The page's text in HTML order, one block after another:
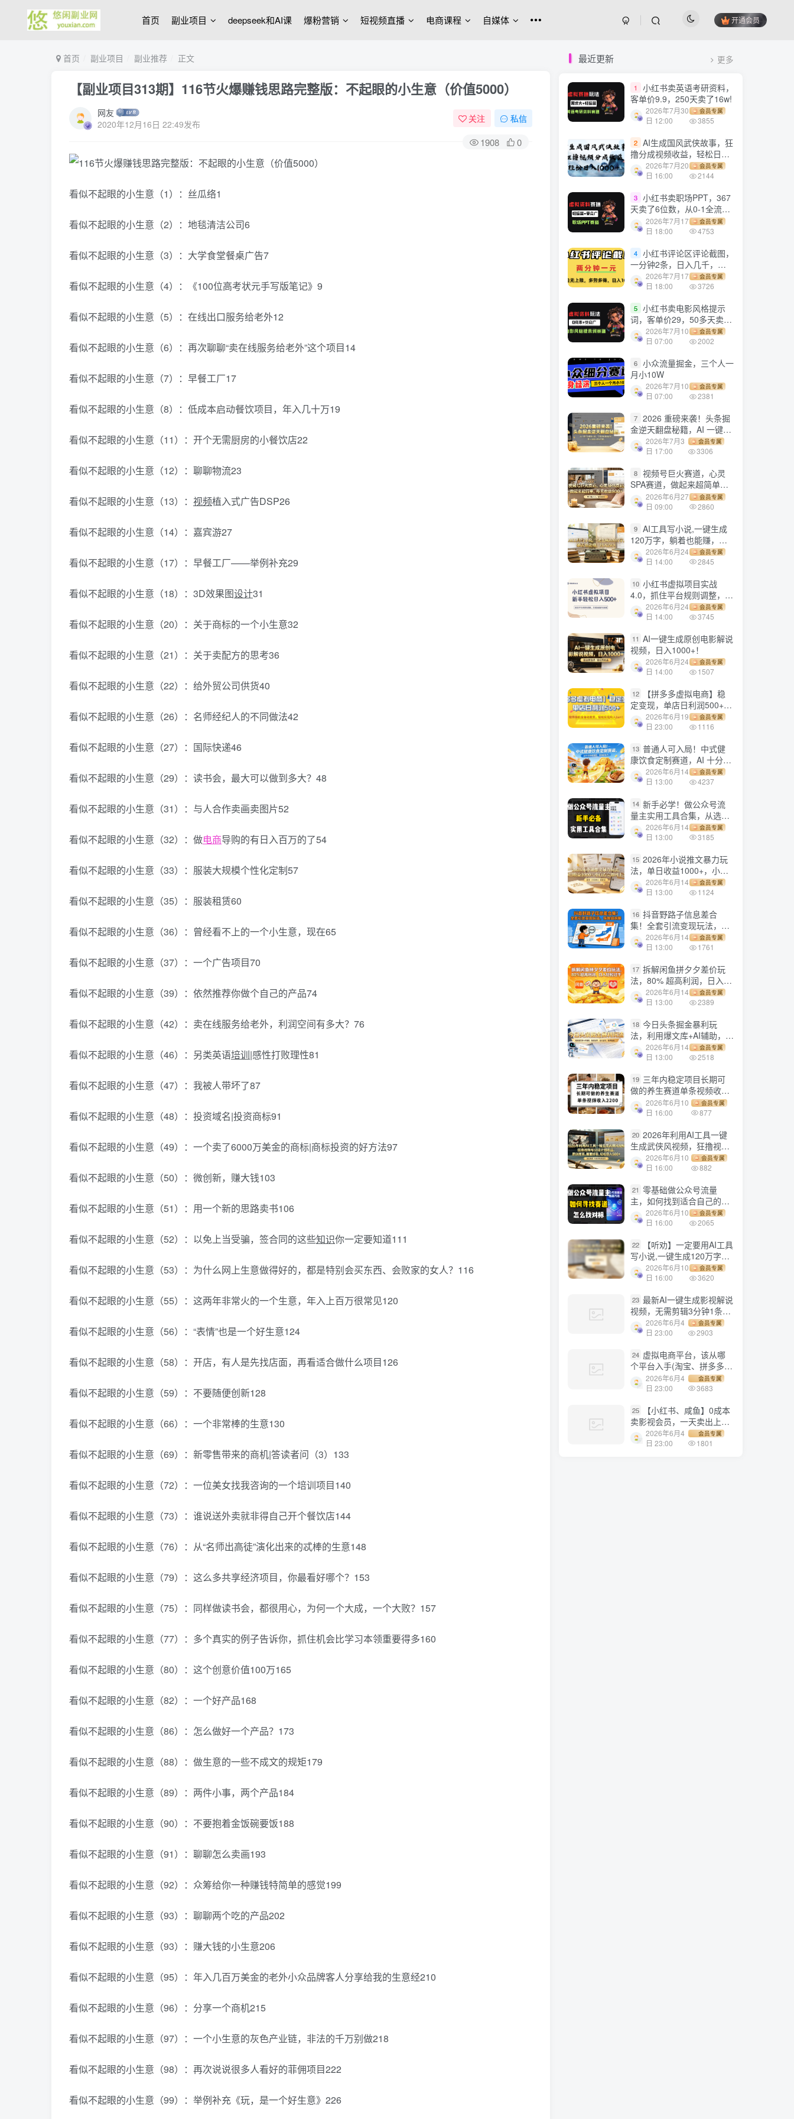
首页 副业项目 deepseek和AI课 爆粉营销 短视频直播 电商课程 自媒体 开通会员
首页 副业项目 副业推荐 正文
【副业项目313期】116节火爆赚钱思路完整版：不起眼的小生意（价值5000）
网友
2020年12月16日 22:49发布
关注 私信
1908 0
看似不起眼的小生意（1）：丝瓜络1
看似不起眼的小生意（2）：地毯清洁公司6
看似不起眼的小生意（3）：大学食堂餐桌广告7
看似不起眼的小生意（4）：《100位高考状元手写版笔记》9
看似不起眼的小生意（5）：在线出口服务给老外12
看似不起眼的小生意（6）：再次聊聊“卖在线服务给老外”这个项目14
看似不起眼的小生意（7）：早餐工厂17
看似不起眼的小生意（8）：低成本启动餐饮项目，年入几十万19
看似不起眼的小生意（11）：开个无需厨房的小餐饮店22
看似不起眼的小生意（12）：聊聊物流23
看似不起眼的小生意（13）： 视频植入式广告DSP26
看似不起眼的小生意（14）：嘉宾游27
看似不起眼的小生意（17）：早餐工厂——举例补充29
看似不起眼的小生意（18）：3D效果图设计31
看似不起眼的小生意（20）：关于商标的一个小生意32
看似不起眼的小生意（21）：关于卖配方的思考36
看似不起眼的小生意（22）：给外贸公司供货40
看似不起眼的小生意（26）：名师经纪人的不同做法42
看似不起眼的小生意（27）：国际快递46
看似不起眼的小生意（29）：读书会，最大可以做到多大？48
看似不起眼的小生意（31）：与人合作卖画卖图片52
看似不起眼的小生意（32）：做电商导购的有日入百万的了54
看似不起眼的小生意（33）：服装大规模个性化定制57
看似不起眼的小生意（35）：服装租赁60
看似不起眼的小生意（36）：曾经看不上的一个小生意，现在65
看似不起眼的小生意（37）：一个广告项目70
看似不起眼的小生意（39）：依然推荐你做个自己的产品74
看似不起眼的小生意（42）：卖在线服务给老外，利润空间有多大？76
看似不起眼的小生意（46）：另类英语培训|感性打败理性81
看似不起眼的小生意（47）：我被人带坏了87
看似不起眼的小生意（48）：投资域名|投资商标91
看似不起眼的小生意（49）：一个卖了6000万美金的商标|商标投资的好方法97
看似不起眼的小生意（50）：微创新，赚大钱103
看似不起眼的小生意（51）：用一个新的思路卖书106
看似不起眼的小生意（52）：以免上当受骗，签合同的这些知识你一定要知道111
看似不起眼的小生意（53）：为什么网上生意做得好的，都是特别会买东西、会败家的女人？116
看似不起眼的小生意（55）：这两年非常火的一个生意，年入上百万很常见120
看似不起眼的小生意（56）：“表情”也是一个好生意124
看似不起眼的小生意（58）：开店，有人是先找店面，再看适合做什么项目126
看似不起眼的小生意（59）：不要随便创新128
看似不起眼的小生意（66）：一个非常棒的生意130
看似不起眼的小生意（69）：新零售带来的商机|答读者问（3）133
看似不起眼的小生意（72）：一位美女找我咨询的一个培训项目140
看似不起眼的小生意（73）：谁说送外卖就非得自己开个餐饮店144
看似不起眼的小生意（76）：从“名师出高徒”演化出来的忒棒的生意148
看似不起眼的小生意（79）：这么多共享经济项目，你最看好哪个？153
看似不起眼的小生意（75）：同样做读书会，都很用心，为何一个大成，一个大败？157
看似不起眼的小生意（77）：多个真实的例子告诉你，抓住机会比学习本领重要得多160
看似不起眼的小生意（80）：这个创意价值100万165
看似不起眼的小生意（82）：一个好产品168
看似不起眼的小生意（86）：怎么做好一个产品？173
看似不起眼的小生意（88）：做生意的一些不成文的规矩179
看似不起眼的小生意（89）：两件小事，两个产品184
看似不起眼的小生意（90）：不要抱着金饭碗要饭188
看似不起眼的小生意（91）：聊聊怎么卖画193
看似不起眼的小生意（92）：众筹给你一种赚钱特简单的感觉199
看似不起眼的小生意（93）：聊聊两个吃的产品202
看似不起眼的小生意（93）：赚大钱的小生意206
看似不起眼的小生意（95）：年入几百万美金的老外小众品牌客人分享给我的生意经210
看似不起眼的小生意（96）：分享一个商机215
看似不起眼的小生意（97）：一个小生意的灰色产业链，非法的千万别做218
看似不起眼的小生意（98）：再次说说很多人看好的菲佣项目222
看似不起眼的小生意（99）：举例补充《玩，是一个好生意》226
最近更新 更多
1
小红书卖英语考研资料，
客单价9.9，250天卖了16w!
2026年7月30
日 12:00
会员专属
3855
2 AI生成国风武侠故事，狂
撸分成视频收益，轻松日入
1000+【可多平台分发】！
2026年7月20
日 16:00
会员专属
2144
3 小红书卖职场PPT，367
天卖了6位数，从0-1全流程
讲解2026年7月17
日 18:00
会员专属
4753
4 小红书评论区评论截图，
一分钟2条，日入几千，多
劳多得!2026年7月17
日 18:00
会员专属
3726
5 小红书卖电影风格提示
词，客单价29，50多天卖了
790单，小白直接抄作业！
2026年7月10
日 07:00
会员专属
2002
6 小众流量掘金，三个人一
月小10W
2026年7月10
日 07:00
会员专属
2381
7 2026 重磅来袭！头条掘
金逆天翻盘秘籍，AI 一键打
造爆款内容，只需简单复制
粘贴，日入 1000 + 轻松实
2026年7月3
日 17:00
会员专属
3306
8 视频号巨火赛道，心灵
SPA赛道，做起来超简单，
每天收益800+！
2026年6月27
日 09:00
会员专属
2860
9 AI工具写小说,一键生成
120万字，躺着也能赚，月
入2w+！
2026年6月24
日 14:00
会员专属
2845
10 小红书虚拟项目实战
4.0，抓住平台规则调整，单
店日入500+！
2026年6月24
日 14:00
会员专属
3745
11 AI一键生成原创电影解说
视频，日入1000+！
2026年6月24
日 14:00
会员专属
1507
12
【拼多多虚拟电商】稳
定变现，单店日利润500+，
软件挂机全自动发货，轻松
实现月入1w+！
2026年6月19
日 23:00
会员专属
1116
13 普通人可入局！中式健
康饮食定制赛道，AI 十分钟
做爆款，变现超给力
2026年6月14
日 13:00
会员专属
4237
14 新手必学！做公众号流
量主实用工具合集，从选题
到变现，一篇搞定（新手必
备）
2026年6月14
日 13:00
会员专属
3185
15 2026年小说推文暴力玩
法，单日收益1000+，小白
看完即可上手
2026年6月14
日 13:00
会员专属
1124
16 抖音野路子信息差合
集！全套引流变现玩法，保
姆级拆解
2026年6月14
日 13:00
会员专属
1761
17 拆解闲鱼拼夕夕差价玩
法，80% 超高利润，日入轻
松过千2026年6月14
日 13:00
会员专属
2389
18 今日头条掘金暴利玩
法，利用爆文库+AI辅助，轻
松矩阵、当天起号，简单粗
暴，日入1000+
2026年6月14
日 13:00
会员专属
2518
19 三年内稳定项目长期可
做的养生赛道单条视频收入
22002026年6月10
日 16:00
会员专属
877
20 2026年利用AI工具一键
生成武侠风视频，狂撸视频
号分成计划收益，原创度
高，画面好看，轻松日入
2026年6月10
日 16:00
会员专属
882
21 零基础做公众号流量
主，如何找到适合自己的赛
道
2026年6月10
日 16:00
会员专属
2065
22
【听劝】一定要用AI工具
写小说,一键生成120万字，
躺着也能赚，月入2w+
2026年6月10
日 16:00
会员专属
3620
23 最新AI一键生成影视解说
视频，无需剪辑3分钟1条，
条条爆款，多平台变现日入
1500+
2026年6月4
日 23:00
会员专属
2903
24 虚拟电商平台，该从哪
个平台入手(淘宝、拼多多、
小红书)全攻略日入1000！
2026年6月4
日 23:00
会员专属
3683
25
【小红书、咸鱼】0成本
卖影视会员，一天卖出上百
单，轻轻松松日入1000+
2026年6月4
日 23:00
会员专属
1801